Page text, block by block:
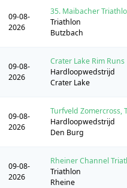
09-08-
2026
35. Maibacher
Triathlon
Butzbach
09-08-
2026
Crater Lake Rim Runs
Hardloopwedstrijd
Crater Lake
09-08-
2026
Turfveld Zomercross,
Hardloopwedstrijd
Den Burg
09-08-
2026
Rheiner Channel
Triathlon
Rheine